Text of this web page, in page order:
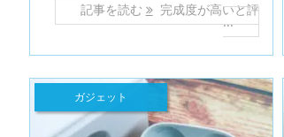
記事を読む 完成度が高いと評
...
ガジェット